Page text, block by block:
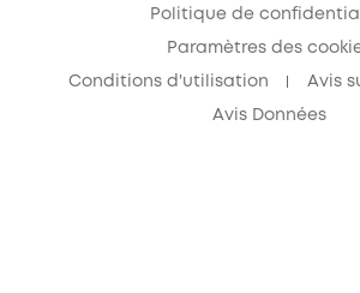
Politique de
Paramètres des
Conditions d'utilisation Avis
Avis Données